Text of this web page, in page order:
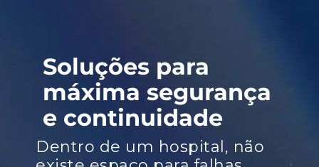
Soluções para
máxima segurança
e continuidade
Dentro de um hospital, não